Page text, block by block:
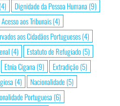
(4) Dignidade da Pessoa Humana (9)
aos Tribunais(4)
aos Cidadãos Portugueses(4)
(4) Estatuto de Refugiado(5)
Etnia Cigana (9) Extradição(5)
(4) Nacionalidade(5)
Portuguesa (6)